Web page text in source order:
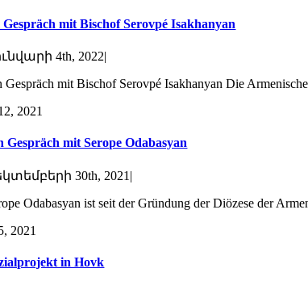
mit Bischof Serovpé Isakhanyan
4th, 2022|
Gespräch mit Bischof Serovpé Isakhanyan Die
2021
Gespräch mit Serope Odabasyan
30th, 2021 |
Odabasyan ist seit der Gründung der Diözese der
2021
in Hovk